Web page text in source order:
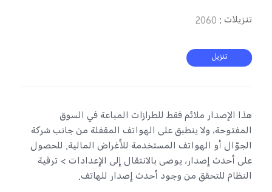
تنزيلات:
2060
تنزيل
هذا الإصدار ملائم فقط للطرازات المباعة في السوق
المفتوحة، ولا ينطبق على الهواتف المقفلة من جانب شركة
الجوّال أو الهواتف المستخدمة للأغراض المالية. للحصول
على أحدث إصدار، يوصى بالانتقال إلى الإعدادات > ترقية
النظام للتحقق من وجود أحدث إصدار للهاتف.